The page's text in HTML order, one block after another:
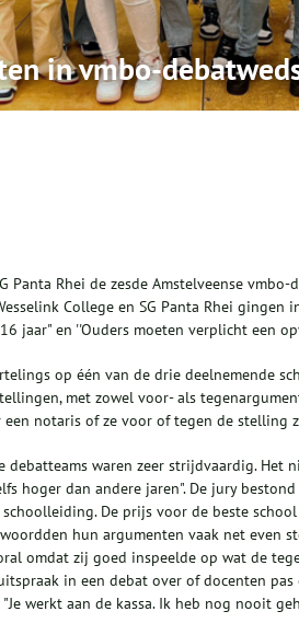
in vmbo-
Panta Rhei de zesde Amstelveense
College en SG Panta Rhei
jaar" en ''Ouders moeten verplicht een
op één van de drie deelnemende
met zowel voor- als
notaris of ze voor of tegen de stelling
debatteams waren zeer strijdvaardig. Het
hoger dan andere jaren". De jury
De prijs voor de beste
hun argumenten vaak net even
omdat zij goed inspeelde op wat de
in een debat over of docenten
werkt aan de kassa. Ik heb nog nooit